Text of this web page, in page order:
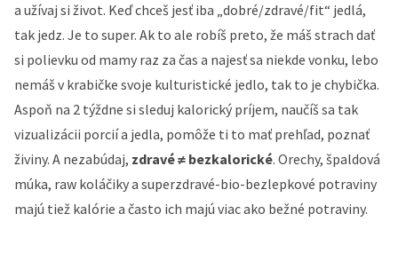
a užívaj si život. Keď chceš jesť iba „dobré/zdravé/fit“ jedlá,
tak jedz. Je to super. Ak to ale robíš preto, že máš strach dať
si polievku od mamy raz za čas a najesť sa niekde vonku, lebo
nemáš v krabičke svoje kulturistické jedlo, tak to je chybička.
Aspoň na 2 týždne si sleduj kalorický príjem, naučíš sa tak
vizualizácii porcií a jedla, pomôže ti to mať prehľad, poznať
živiny. A nezabúdaj, zdravé ≠ bezkalorické. Orechy, špaldová
múka, raw koláčiky a superzdravé-bio-bezlepkové potraviny
majú tiež kalórie a často ich majú viac ako bežné potraviny.